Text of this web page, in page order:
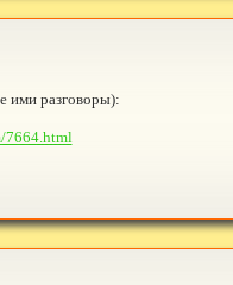
ими разговоры):
7664.html